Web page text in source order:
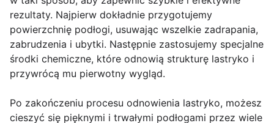
rezultaty. Najpierw dokładnie przygotujemy
powierzchnię podłogi, usuwając wszelkie zadrapania,
zabrudzenia i ubytki. Następnie zastosujemy specjalne
środki chemiczne, które odnowią strukturę lastryko i
przywrócą mu pierwotny wygląd.
Po zakończeniu procesu odnowienia lastryko, możesz
cieszyć się pięknymi i trwałymi podłogami przez wiele